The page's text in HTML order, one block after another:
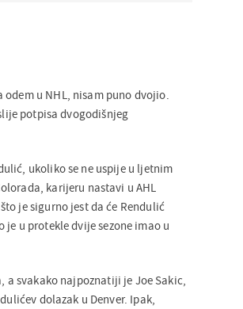
u NHL, nisam puno dvojio.
potpisa dvogodišnjeg
ukoliko se ne uspije u ljetnim
karijeru nastavi u AHL
je sigurno jest da će Rendulić
je u protekle dvije sezone imao u
svakako najpoznatiji je Joe Sakic,
dolazak u Denver. Ipak,